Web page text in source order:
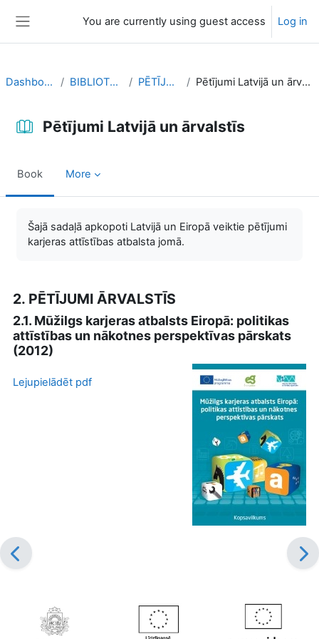
You are currently using guest access Log in
Dashboard BIBLIOTEKA PĒTĪJUMI Pētījumi Latvijā un ārvalstīs
Pētījumi Latvijā un ārvalstīs
Book More
Šajā sadaļā apkopoti Latvijā un Eiropā veiktie pētījumi
karjeras attīstības atbalsta jomā.
2. PĒTĪJUMI ĀRVALSTĪS
2.1. Mūžilgs karjeras atbalsts Eiropā: politikas
attīstības un nākotnes perspektīvas pārskats
(2012)
Lejupielādēt pdf